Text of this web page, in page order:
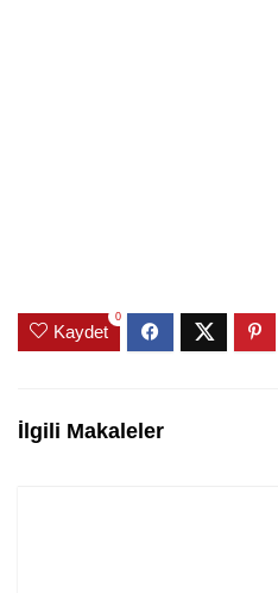
Kaydet
0
İlgili Makaleler